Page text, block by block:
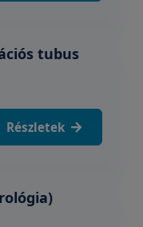
tubus
Részletek